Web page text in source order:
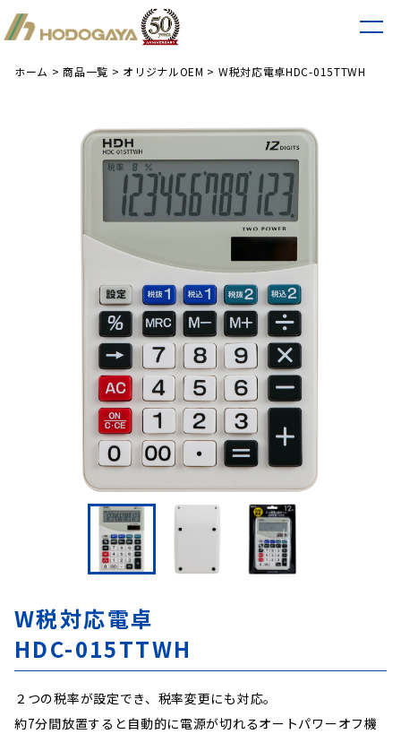
ホーム >商品一覧 > オリジナルOEM > W税対応電卓HDC-015TTWH
W税対応電卓
HDC-015TTWH
２つの税率が設定でき、税率変更にも対応。
約7分間放置すると自動的に電源が切れるオートパワーオフ機